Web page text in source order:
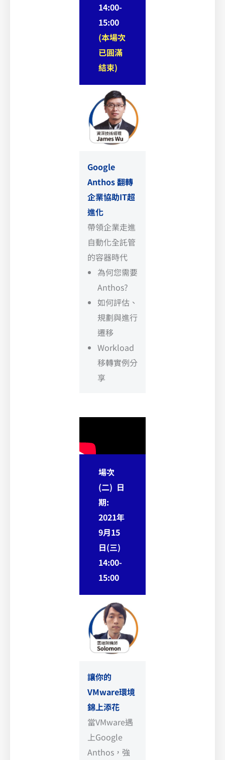
14:00-
15:00
(本場次
已圓滿
結束)
Google
Anthos 翻轉
企業協助IT超
進化
帶領企業走進
自動化全託管
的容器時代
為何您需要
Anthos?
如何評估、
規劃與進行
遷移
Workload
移轉實例分
享
場次
(二) 日
期:
2021年
9月15
日(三)
14:00-
15:00
讓你的
VMware環境
錦上添花
當VMware遇
上Google
Anthos，強